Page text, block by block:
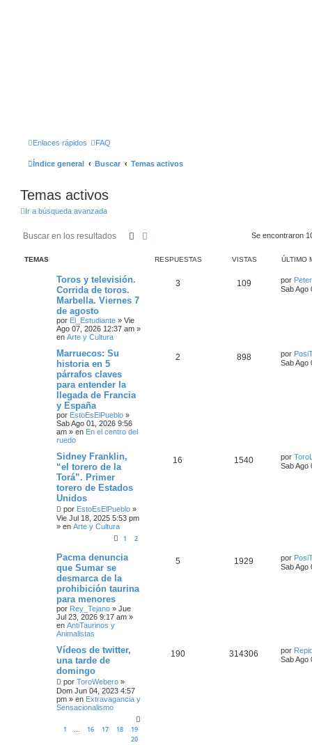
Enlaces rápidos FAQ
Índice general Buscar Temas activos
Temas activos
Ir a búsqueda avanzada
Buscar Se encontraron
TEMAS RESPUESTAS VISTAS ÚLTIMO
Toros y televisión.
Corrida de toros.
Marbella. Viernes 7
de agosto
por El_Estudiante » Vie
Ago 07, 2026 12:37 am »
en Arte y Cultura
3 109 por
Sab Ago
Marruecos: Su
historia en 5
párrafos claves
para entender la
llegada de Francia
y España
por EstoEsElPueblo »
Sab Ago 01, 2026 9:56
am » en En el centro del
ruedo
2 898 por
Sab Ago
Sidney Franklin,
“el torero de la
Torá”. Primer
torero de Estados
Unidos
por EstoEsElPueblo »
Vie Jul 18, 2025 5:53 pm
» en Arte y Cultura
1 2
16 1540 por
Sab Ago
Pacma denuncia
que Sumar se
desmarca de la
prohibición taurina
para menores
por Rey_Tejano » Jue
Jul 23, 2026 9:17 am »
en AntiTaurinos y
Animalistas
5 1929 por
Sab Ago
Vídeos de twitter,
una tarde de
domingo
por ToroWebero »
Dom Jun 04, 2023 4:57
pm » en Extravagancia y
Sensacionalismo
1 … 16 17 18
19
20
190 314306 por
Sab Ago